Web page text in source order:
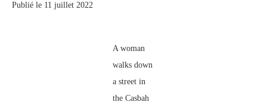
Publié le 11 juillet 2022
A woman
walks down
a street in
the Casbah